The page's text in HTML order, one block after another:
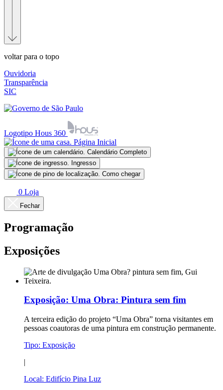
voltar para o topo
Ouvidoria
Transparência
SIC
Logotipo Hous 360
Página Inicial
Calendário Completo
Ingresso
Como chegar
0 Loja
Fechar
Programação
Exposições
Exposição: Uma Obra: Pintura sem fim
A terceira edição do projeto “Uma Obra” torna visitantes em
pessoas coautoras de uma pintura em construção permanente.
Tipo: Exposição
|
Local: Edifício Pina Luz